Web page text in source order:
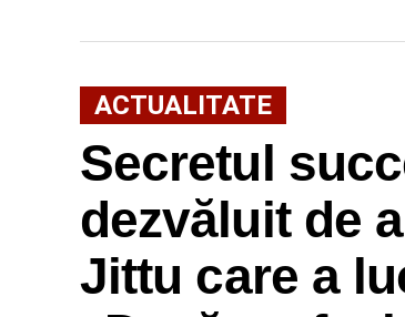
ACTUALITATE
Secretul
dezvăluit de
Jittu care a